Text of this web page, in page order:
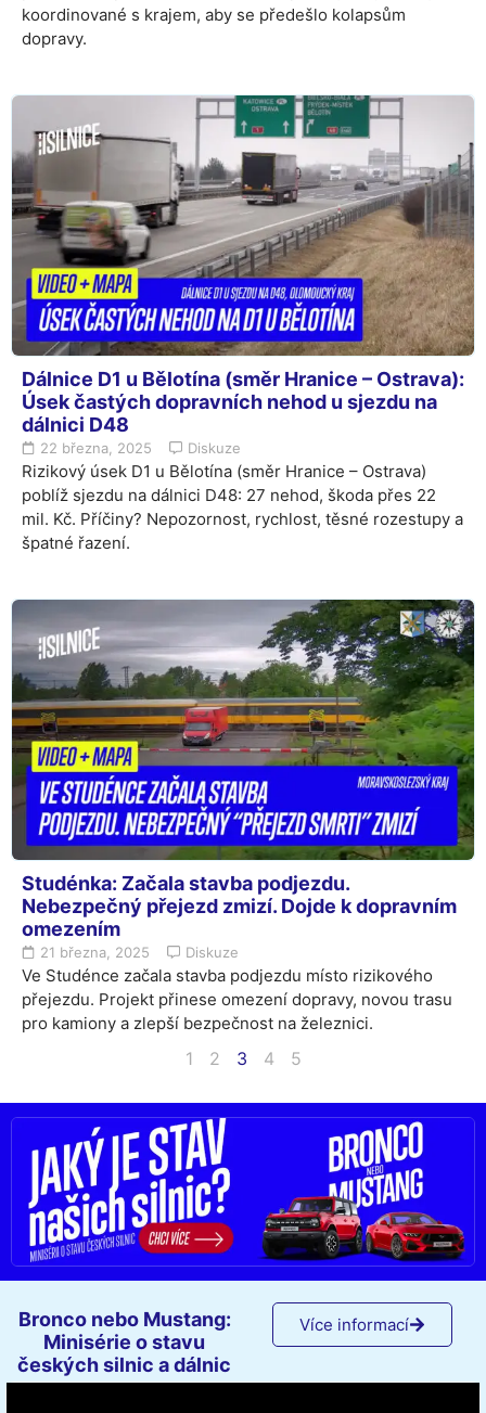
koordinované s krajem, aby se předešlo kolapsům
dopravy.
Dálnice D1 u Bělotína (směr Hranice – Ostrava):
Úsek častých dopravních nehod u sjezdu na
dálnici D48
22 března, 2025 Diskuze
Rizikový úsek D1 u Bělotína (směr Hranice – Ostrava)
poblíž sjezdu na dálnici D48: 27 nehod, škoda přes 22
mil. Kč. Příčiny? Nepozornost, rychlost, těsné rozestupy a
špatné řazení.
Studénka: Začala stavba podjezdu.
Nebezpečný přejezd zmizí. Dojde k dopravním
omezením
21 března, 2025 Diskuze
Ve Studénce začala stavba podjezdu místo rizikového
přejezdu. Projekt přinese omezení dopravy, novou trasu
pro kamiony a zlepší bezpečnost na železnici.
1 2 3 4 5
Bronco nebo Mustang:
Minisérie o stavu
českých silnic a dálnic
Více informací